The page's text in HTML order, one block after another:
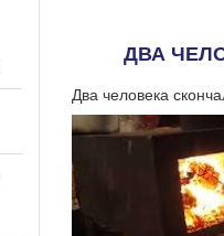
ДВА
Два человека